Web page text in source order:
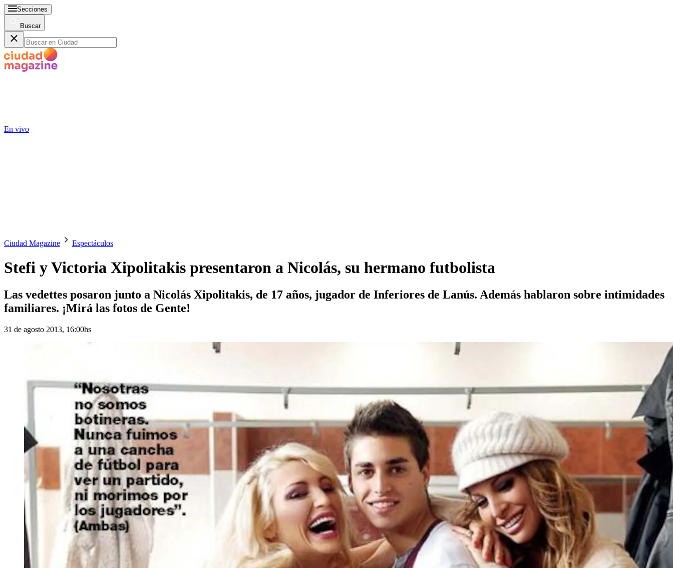
Secciones
Buscar
En vivo
Ciudad Magazine Espectáculos
Stefi y Victoria Xipolitakis presentaron a Nicolás, su hermano futbolista
Las vedettes posaron junto a Nicolás Xipolitakis, de 17 años, jugador de Inferiores de Lanús. Además hablaron sobre intimidades
familiares. ¡Mirá las fotos de Gente!
31 de agosto 2013, 16:00hs